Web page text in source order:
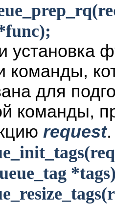
установка
команды,
для
команды,
request.